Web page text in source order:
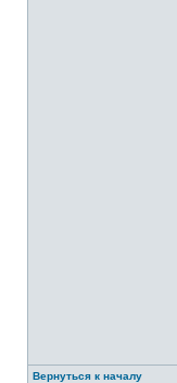
Вернуться к началу